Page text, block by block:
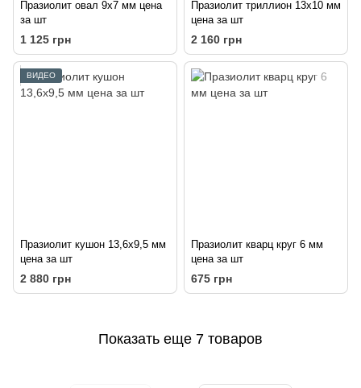
Празиолит овал 9х7 мм цена
за шт
1 125 грн
Празиолит триллион 13х10 мм
цена за шт
2 160 грн
ВИДЕО
Празиолит кушон 13,6х9,5 мм
цена за шт
2 880 грн
Празиолит кварц круг 6 мм
цена за шт
675 грн
Показать еще 7 товаров